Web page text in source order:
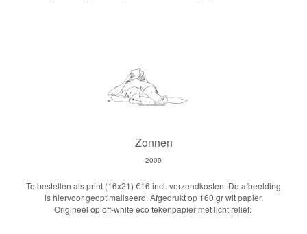
Zonnen
2009
Te bestellen als print (16x21) €16 incl. verzendkosten. De afbeelding
is hiervoor geoptimaliseerd. Afgedrukt op 160 gr wit papier.
Origineel op off-white eco tekenpapier met licht reliëf.